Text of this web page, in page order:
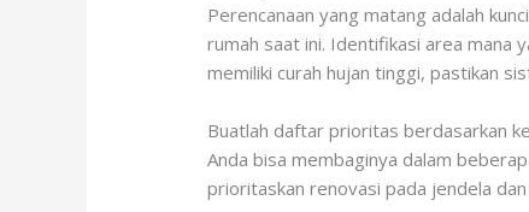
Perencanaan yang matang adalah
rumah saat ini. Identifikasi area mana
memiliki curah hujan tinggi, pastikan
Buatlah daftar prioritas berdasarkan
Anda bisa membaginya dalam
prioritaskan renovasi pada jendela